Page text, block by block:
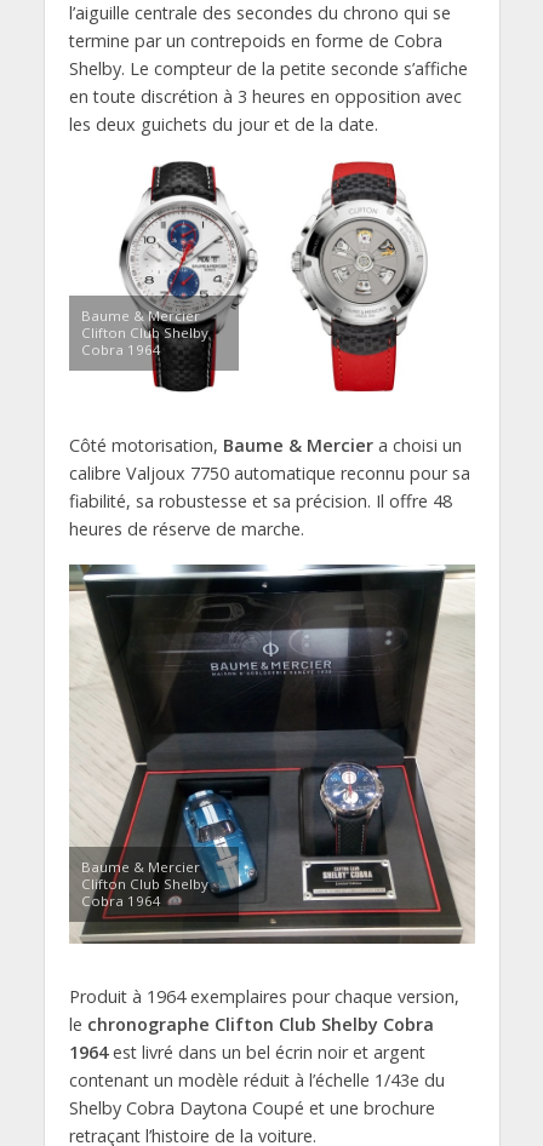
l’aiguille centrale des secondes du chrono qui se
termine par un contrepoids en forme de Cobra
Shelby. Le compteur de la petite seconde s’affiche
en toute discrétion à 3 heures en opposition avec
les deux guichets du jour et de la date.
Baume & Mercier
Clifton Club Shelby
Cobra 1964
Côté motorisation, Baume & Merciera choisi un
calibre Valjoux 7750 automatique reconnu pour sa
fiabilité, sa robustesse et sa précision. Il offre 48
heures de réserve de marche.
Baume & Mercier
Clifton Club Shelby
Cobra 1964
Produit à 1964 exemplaires pour chaque version,
le chronographe Clifton Club Shelby Cobra
1964est livré dans un bel écrin noir et argent
contenant un modèle réduit à l’échelle 1/43e du
Shelby Cobra Daytona Coupé et une brochure
retraçant l’histoire de la voiture.